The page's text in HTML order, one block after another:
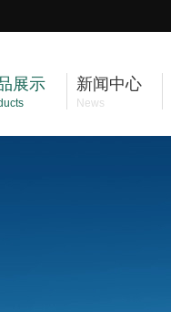
展示 新闻中心
News